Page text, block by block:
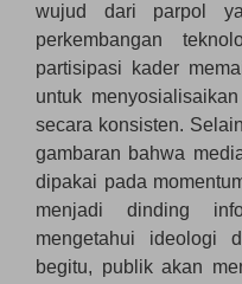
wujud dari parpol
perkembangan
partisipasi kader
untuk
secara konsisten.
gambaran bahwa
dipakai pada
menjadi dinding
mengetahui ideologi
begitu, publik akan